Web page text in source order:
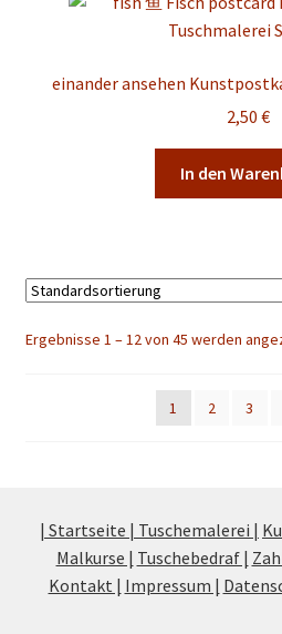
einander ansehen
2,50 €
In den
Ergebnisse 1 – 12 von 45 werden
1 2 3
| Startseite | Tuschemalerei |
Malkurse | Tuschebedraf |
Kontakt | Impressum |